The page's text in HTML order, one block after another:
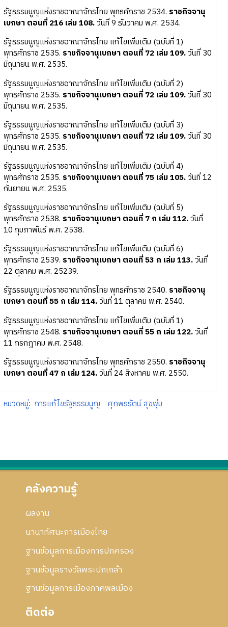
รัฐธรรมนูญแห่งราชอาณาจักรไทย พุทธศักราช 2534. ราชกิจจานุ
เบกษา ตอนที่ 216 เล่ม 108.วันที่ 9 ธันวาคม พ.ศ. 2534.
รัฐธรรมนูญแห่งราชอาณาจักรไทย แก้ไขเพิ่มเติม (ฉบับที่ 1)
พุทธศักราช 2535. ราชกิจจานุเบกษา ตอนที่ 72 เล่ม 109.วันที่ 30
มิถุนายน พ.ศ. 2535.
รัฐธรรมนูญแห่งราชอาณาจักรไทย แก้ไขเพิ่มเติม (ฉบับที่ 2)
พุทธศักราช 2535. ราชกิจจานุเบกษา ตอนที่ 72 เล่ม 109.วันที่ 30
มิถุนายน พ.ศ. 2535.
รัฐธรรมนูญแห่งราชอาณาจักรไทย แก้ไขเพิ่มเติม (ฉบับที่ 3)
พุทธศักราช 2535. ราชกิจจานุเบกษา ตอนที่ 72 เล่ม 109.วันที่ 30
มิถุนายน พ.ศ. 2535.
รัฐธรรมนูญแห่งราชอาณาจักรไทย แก้ไขเพิ่มเติม (ฉบับที่ 4)
พุทธศักราช 2535. ราชกิจจานุเบกษา ตอนที่ 75 เล่ม 105.วันที่ 12
กันยายน พ.ศ. 2535.
รัฐธรรมนูญแห่งราชอาณาจักรไทย แก้ไขเพิ่มเติม (ฉบับที่ 5)
พุทธศักราช 2538. ราชกิจจานุเบกษา ตอนที่ 7 ก เล่ม 112.วันที่
10 กุมภาพันธ์ พ.ศ. 2538.
รัฐธรรมนูญแห่งราชอาณาจักรไทย แก้ไขเพิ่มเติม (ฉบับที่ 6)
พุทธศักราช 2539. ราชกิจจานุเบกษา ตอนที่ 53 ก เล่ม 113.วันที่
22 ตุลาคม พ.ศ. 25239.
รัฐธรรมนูญแห่งราชอาณาจักรไทย พุทธศักราช 2540. ราชกิจจานุ
เบกษา ตอนที่ 55 ก เล่ม 114.วันที่ 11 ตุลาคม พ.ศ. 2540.
รัฐธรรมนูญแห่งราชอาณาจักรไทย แก้ไขเพิ่มเติม (ฉบับที่ 1)
พุทธศักราช 2548. ราชกิจจานุเบกษา ตอนที่ 55 ก เล่ม 122.วันที่
11 กรกฎาคม พ.ศ. 2548.
รัฐธรรมนูญแห่งราชอาณาจักรไทย พุทธศักราช 2550. ราชกิจจานุ
เบกษา ตอนที่ 47 ก เล่ม 124.วันที่ 24 สิงหาคม พ.ศ. 2550.
หมวดหมู่: การแก้ไขรัฐธรรมนูญ ศุภพรรัตน์ สุขพุ่ม
คลังความรู้
ผลงาน
นานาทัศนะการเมืองไทย
ฐานข้อมูลการเมืองการปกครอง
ฐานข้อมูลรางวัลพระปกเกล้า
ฐานข้อมูลการเมืองภาคพลเมือง
ติดต่อ